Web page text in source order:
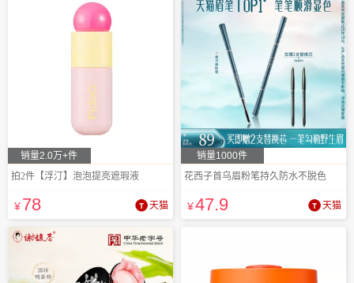
销量2.0万+件
拍2件【浮汀】泡泡提亮遮瑕液
¥78 天猫
销量1000件
花西子首乌眉粉笔持久防水不脱色
¥47.9 天猫